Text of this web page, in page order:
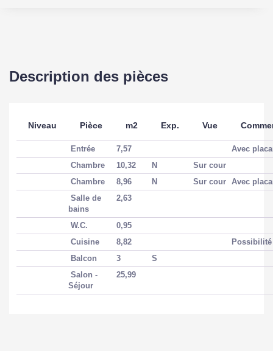
Description des pièces
Niveau Pièce m2 Exp. Vue
Entrée 7,57
Avec
Chambre
10,32 N
Sur cour
Chambre
8,96 N Sur cour Avec
Salle de
bains
2,63
W.C.
0,95
Cuisine
8,82
Balcon
3
S
Salon -
Séjour
25,99